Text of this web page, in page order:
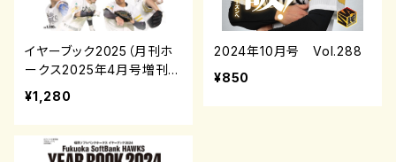
イヤーブック2025（月刊ホ
ークス2025年4月号増刊）
¥1,280
2024年10月号 Vol.288
¥850